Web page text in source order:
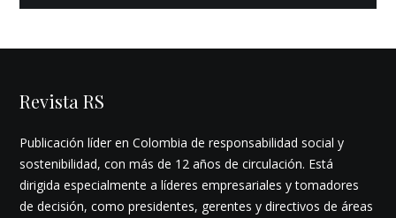
Revista RS
Publicación líder en Colombia de responsabilidad social y
sostenibilidad, con más de 12 años de circulación. Está
dirigida especialmente a líderes empresariales y tomadores
de decisión, como presidentes, gerentes y directivos de áreas